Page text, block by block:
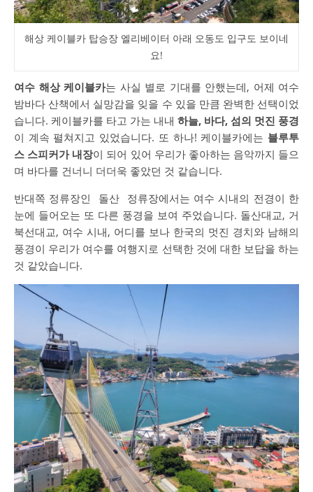
해상 케이블카 탑승장 엘리베이터 아래 오동도 입구도 보이네
요!
여수 해상 케이블카는 사실 별로 기대를 안했는데, 어제 여수
밤바다 산책에서 실망감을 잊을 수 있을 만큼 완벽한 선택이었
습니다. 케이블카를 타고 가는 내내 하늘, 바다, 섬의 멋진 풍경
이 계속 펼쳐지고 있었습니다. 또 하나! 케이블카에는 블루투
스 스피커가 내장이 되어 있어 우리가 좋아하는 음악까지 들으
며 바다를 건너니 더더욱 좋았던 것 같습니다.
반대쪽 정류장인 돌산 정류장에서는 여수 시내의 전경이 한
눈에 들어오는 또 다른 풍경을 보여 주었습니다. 돌산대교, 거
북선대교, 여수 시내, 어디를 보나 한국의 멋진 경치와 남해의
풍경이 우리가 여수를 여행지로 선택한 것에 대한 보답을 하는
것 같았습니다.